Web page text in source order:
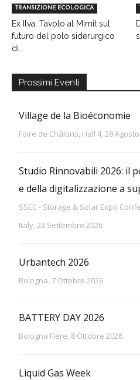
TRANSIZIONE ECOLOGICA
Ex Ilva, Tavolo al Mimit sul
futuro del polo siderurgico
di...
Prossimi Eventi
Village de la Bioéconomie
Foire de Châlons, Hall 4, 28
Studio Rinnovabili 2026: il
e della digitalizzazione a
SSEC - Storage & Solar Expo
Italy, 23 Settembre 2026
Urbantech 2026
Bologna, 7 Ottobre 2026
BATTERY DAY 2026
Bologna Fiere, 8 Ottobre 2026
Liquid Gas Week